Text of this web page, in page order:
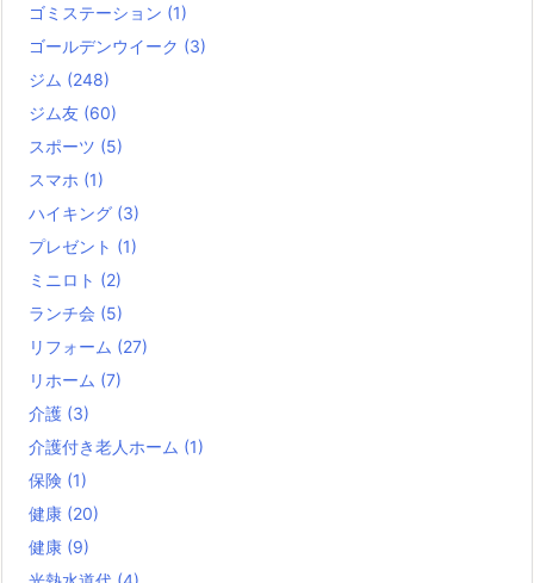
ゴミステーション (1)
ゴールデンウイーク (3)
ジム (248)
ジム友 (60)
スポーツ (5)
スマホ (1)
ハイキング (3)
プレゼント (1)
ミニロト (2)
ランチ会 (5)
リフォーム (27)
リホーム (7)
介護 (3)
介護付き老人ホーム (1)
保険 (1)
健康 (20)
健康 (9)